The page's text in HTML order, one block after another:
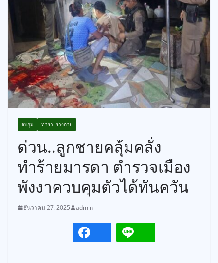
จับกุม ทำร่ายร่างกาย
ด่วน..ลูกชายคลุ้มคลั่ง
ทำร้ายมารดา ตำรวจเมือง
พังงาควบคุมตัวได้ทันควัน
ธันวาคม 27, 2025 admin